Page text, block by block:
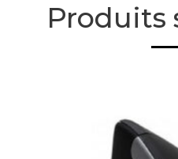
Produits